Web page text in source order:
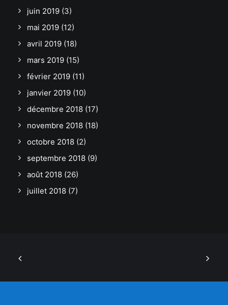
juin 2019 (3)
mai 2019 (12)
avril 2019 (18)
mars 2019 (15)
février 2019 (11)
janvier 2019 (10)
décembre 2018 (17)
novembre 2018 (18)
octobre 2018 (2)
septembre 2018 (9)
août 2018 (26)
juillet 2018 (7)